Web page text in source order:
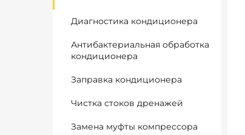
Диагностика кондиционера
Антибактериальная обработка
кондиционера
Заправка кондиционера
Чистка стоков дренажей
Замена муфты компрессора